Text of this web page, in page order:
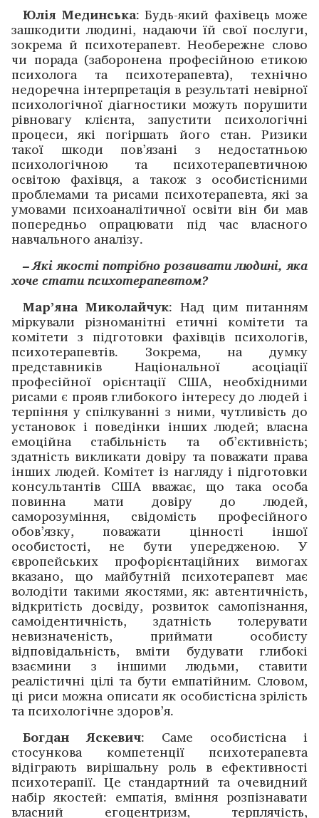
Юлія Мединська: Будь-який фахівець може
зашкодити людині, надаючи їй свої послуги,
зокрема й психотерапевт. Необережне слово
чи порада (заборонена професійною етикою
психолога та психотерапевта), технічно
недоречна інтерпретація в результаті невірної
психологічної діагностики можуть порушити
рівновагу клієнта, запустити психологічні
процеси, які погіршать його стан. Ризики
такої шкоди пов’язані з недостатньою
психологічною та психотерапевтичною
освітою фахівця, а також з особистісними
проблемами та рисами психотерапевта, які за
умовами психоаналітичної освіти він би мав
попередньо опрацювати під час власного
навчального аналізу.
– Які якості потрібно розвивати людині, яка
хоче стати психотерапевтом?
Мар’яна Миколайчук: Над цим питанням
міркували різноманітні етичні комітети та
комітети з підготовки фахівців психологів,
психотерапевтів. Зокрема, на думку
представників Національної асоціації
професійної орієнтації США, необхідними
рисами є прояв глибокого інтересу до людей і
терпіння у спілкуванні з ними, чутливість до
установок і поведінки інших людей; власна
емоційна стабільність та об’єктивність;
здатність викликати довіру та поважати права
інших людей. Комітет із нагляду і підготовки
консультантів США вважає, що така особа
повинна мати довіру до людей,
саморозуміння, свідомість професійного
обов’язку, поважати цінності іншої
особистості, не бути упередженою. У
європейських профорієнтаційних вимогах
вказано, що майбутній психотерапевт має
володіти такими якостями, як: автентичність,
відкритість досвіду, розвиток самопізнання,
самоідентичність, здатність толерувати
невизначеність, приймати особисту
відповідальність, вміти будувати глибокі
взаємини з іншими людьми, ставити
реалістичні цілі та бути емпатійним. Словом,
ці риси можна описати як особистісна зрілість
та психологічне здоров’я.
Богдан Яскевич: Саме особистісна і
стосункова компетенції психотерапевта
відіграють вирішальну роль в ефективності
психотерапії. Це стандартний та очевидний
набір якостей: емпатія, вміння розпізнавати
власний егоцентризм, терплячість,